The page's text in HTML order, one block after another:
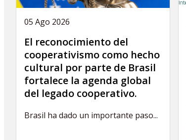
05 Ago 2026
El reconocimiento del
cooperativismo como hecho
cultural por parte de Brasil
fortalece la agenda global
del legado cooperativo.
Brasil ha dado un importante paso...